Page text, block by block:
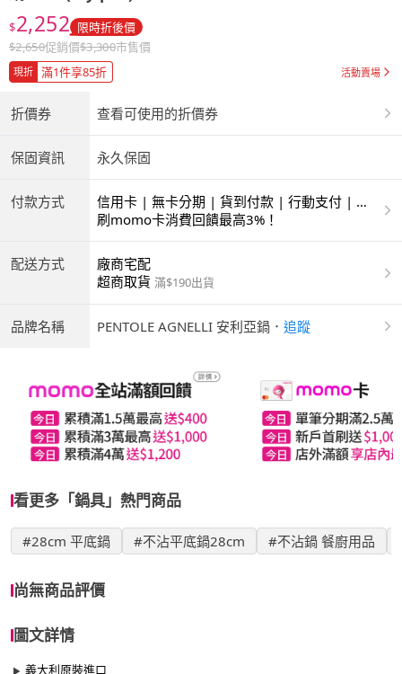
$2,252 限時折後價
$2,650促銷價$3,300市售價
現折 滿1件享85折 活動賣場
折價券 查看可使用的折價券
保固資訊 永久保固
付款方式
信用卡 | 無卡分期 | 貨到付款 | 行動支付 | 超
商付款 | ATM | 銀聯卡
刷momo卡消費回饋最高3%！
配送方式
廠商宅配
超商取貨 滿$190出貨
品牌名稱 PENTOLE AGNELLI 安利亞鍋 ． 追蹤
看更多「鍋具」熱門商品
#28cm 平底鍋 #不沾平底鍋28cm #不沾鍋 餐廚用品
尚無商品評價
圖文詳情
義大利原裝進口